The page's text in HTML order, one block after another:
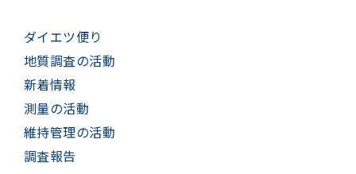
ダイエツ便り
地質調査の活動
新着情報
測量の活動
維持管理の活動
調査報告